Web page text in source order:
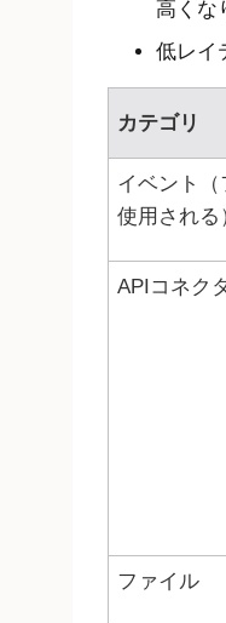
高くな
低レイ
カテゴリ
イベント
使用される
APIコネク
ファイル